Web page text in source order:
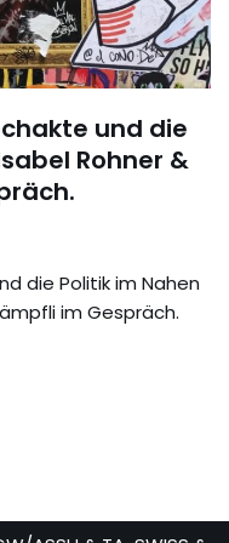
und die
Rohner &
die Politik im Nahen
im Gespräch.